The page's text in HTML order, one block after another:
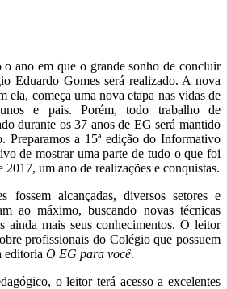
o ano em que o grande sonho de concluir
Eduardo Gomes será realizado. A nova
ela, começa uma nova etapa nas vidas de
e pais. Porém, todo trabalho de
durante os 37 anos de EG será mantido
Preparamos a 15ª edição do Informativo
de mostrar uma parte de tudo o que foi
um ano de realizações e conquistas.
fossem alcançadas, diversos setores e
ao máximo, buscando novas técnicas
ainda mais seus conhecimentos. O leitor
profissionais do Colégio que possuem
editoria O EG para você.
o leitor terá acesso a excelentes